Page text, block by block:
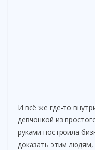
И всё же где-то
девчонкой из
руками построила
доказать этим